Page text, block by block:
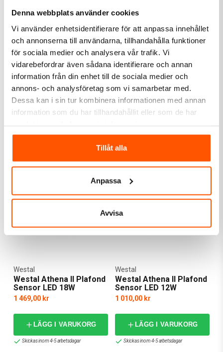
Denna webbplats använder cookies
Vi använder enhetsidentifierare för att anpassa innehållet
och annonserna till användarna, tillhandahålla funktioner
för sociala medier och analysera vår trafik. Vi
vidarebefordrar även sådana identifierare och annan
information från din enhet till de sociala medier och
annons- och analysföretag som vi samarbetar med.
Dessa kan i sin tur kombinera informationen med annan
information som du har tillhandahållit eller som de har
Tillåt alla
Anpassa
Avvisa
Westal Athena Plafond
LED 12W
Westal
695,00 kr
Sensor LED 25W
Westal
1 237,00 kr
Westal Athena II Plafond
Sensor LED 18W
Westal
1 469,00 kr
LÄGG I VARUKORG
Skickas inom 4-5 arbetsdagar
Westal Athena II Plafond
Sensor LED 12W
Westal
1 010,00 kr
LÄGG I VARUKORG
Skickas inom 4-5 arbetsdagar